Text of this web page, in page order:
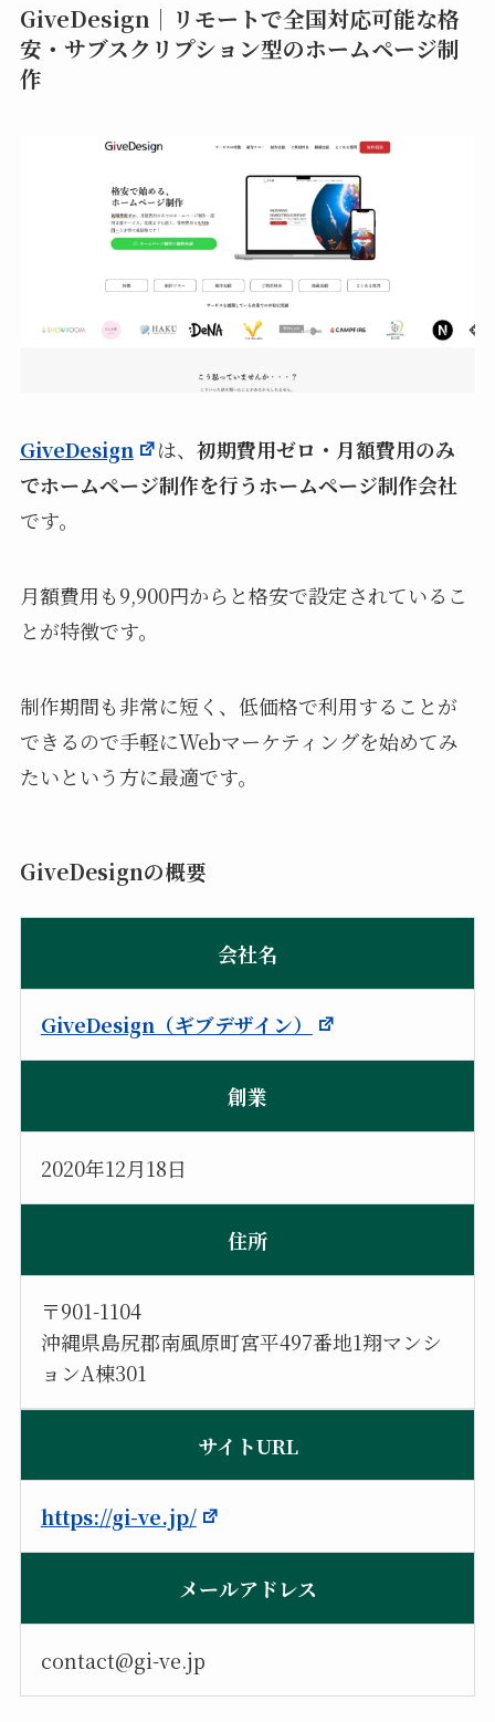
GiveDesign｜リモートで全国対応可能な格
安・サブスクリプション型のホームページ制
作
GiveDesign は、初期費用ゼロ・月額費用のみ
でホームページ制作を行うホームページ制作会社
です。
月額費用も9,900円からと格安で設定されているこ
とが特徴です。
制作期間も非常に短く、低価格で利用することが
できるので手軽にWebマーケティングを始めてみ
たいという方に最適です。
GiveDesignの概要
会社名
GiveDesign（ギブデザイン）
創業
2020年12月18日
住所
〒901-1104
沖縄県島尻郡南風原町宮平497番地1翔マンシ
ョンA棟301
サイトURL
https://gi-ve.jp/
メールアドレス
contact@gi-ve.jp